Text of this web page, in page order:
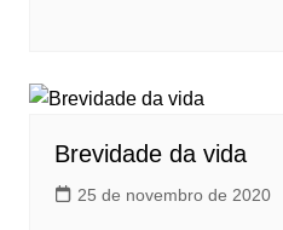
Brevidade da vida
25 de novembro de 2020